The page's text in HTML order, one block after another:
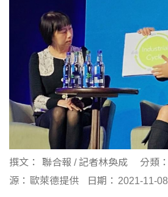
撰文： 聯合報 / 記者林奐成 分類：
源：
歐萊德提供 日期： 2021-11-08